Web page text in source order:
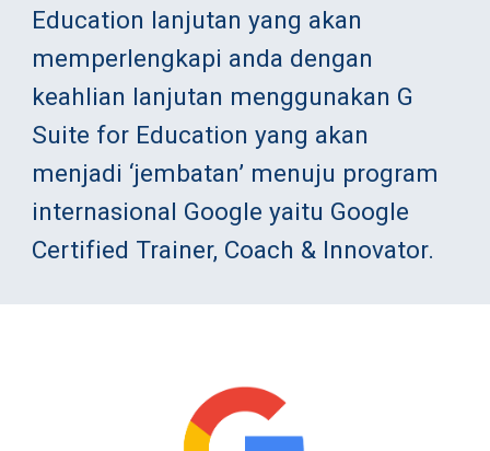
Education lanjutan yang akan
memperlengkapi anda dengan
keahlian lanjutan menggunakan G
Suite for Education yang akan
menjadi ‘jembatan’ menuju program
internasional Google yaitu Google
Certified Trainer, Coach & Innovator.